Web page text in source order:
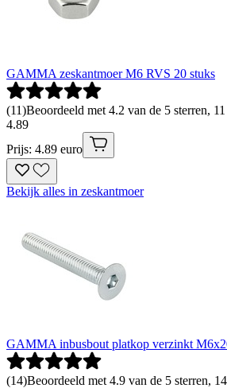
GAMMA zeskantmoer M6 RVS 20 stuks
(11)Beoordeeld met 4.2 van de 5 sterren,
4.89
Prijs: 4.89 euro
Bekijk alles in zeskantmoer
GAMMA inbusbout platkop verzinkt
(14)Beoordeeld met 4.9 van de 5 sterren,